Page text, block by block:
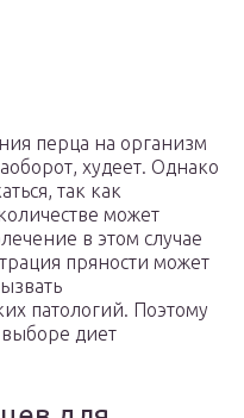
перца на организм
худеет. Однако
так как
может
в этом случае
пряности может
патологий. Поэтому
диет